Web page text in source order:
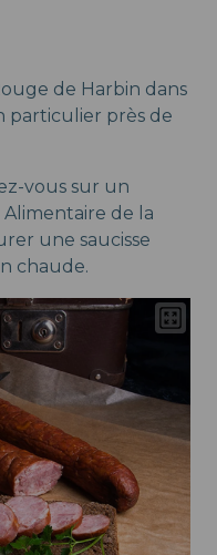
de Harbin dans
particulier près de
vous sur un
de la
une saucisse
chaude.